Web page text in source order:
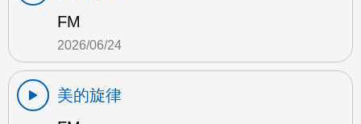
FM
2026/06/24
美的旋律